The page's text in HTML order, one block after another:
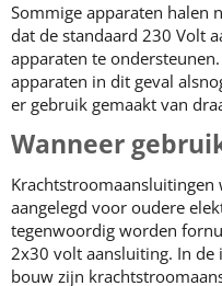
Sommige apparaten halen
dat de standaard 230 Volt
apparaten te
apparaten in dit geval
er gebruik gemaakt van
Wanneer
aangelegd voor oudere
tegenwoordig worden
2x30 volt aansluiting. In
bouw zijn